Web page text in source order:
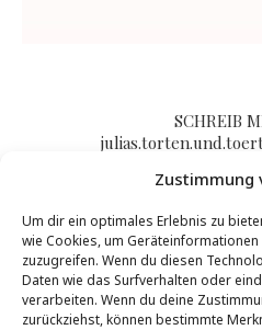
Zustimmung
Um dir ein optimales Erlebnis zu
wie Cookies, um
zuzugreifen. Wenn du diesen
Daten wie das Surfverhalten oder
verarbeiten. Wenn du deine
zurückziehst, können bestimmte
SCHREIB
Impressum/Kontakt &